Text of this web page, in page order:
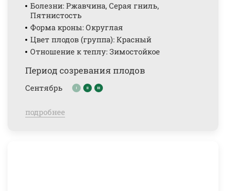
Болезни: Ржавчина, Серая гниль,
Пятнистость
Форма кроны: Округлая
Цвет плодов (группа): Красный
Отношение к теплу: Зимостойкое
Период созревания плодов
Сентябрь
подробнее